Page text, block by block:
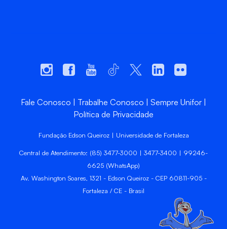
Fale Conosco Trabalhe Conosco
Sempre Unifor
Política de Privacidade
Fundação Edson Queiroz | Universidade de Fortaleza
Central de Atendimento: (85) 3477-3000 | 3477-3400 | 99246-
6625 (WhatsApp)
Av. Washington Soares, 1321 - Edson Queiroz - CEP 60811-905 -
Fortaleza / CE - Brasil